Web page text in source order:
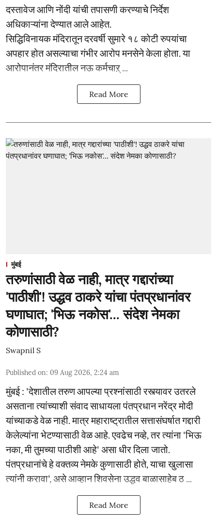
दस्तावेज आणि नोंदी यांची तपासणी करण्याचे निर्देश
अधिकाऱ्यांना देण्यात आले आहेत.
सिद्धिविनायक मंदिरातून दरवर्षी सुमारे १८ कोटी रुपयांचा
अपहार होत असल्याचा गंभीर आरोप मनसेने केला होता. या
आरोपानंतर मंदिरातील नऊ कर्मचाऱ् ...
Read More
मुंबई
तरुणांसाठी वेळ नाही, मात्र गद्दारांच्या
'पाठीशी'! उद्धव ठाकरे यांचा पंतप्रधानांवर
घणाघात; 'भिऊ नकोस'... संदेश नेमका
कोणासाठी?
Swapnil S
Published on: 09 Aug 2026, 2:24 am
मुंबई : 'देशातील तरुण आपल्या प्रश्नांसाठी रस्त्यावर उतरले
असताना त्यांच्याशी संवाद साधायला पंतप्रधान नरेंद्र मोदी
यांच्याकडे वेळ नाही. मात्र महाराष्ट्रातील सत्तासंघर्षात गद्दारी
केलेल्यांना भेटण्यासाठी वेळ आहे. एवढेच नव्हे, तर त्यांना 'भिऊ
नका, मी तुमच्या पाठीशी आहे' असा धीर दिला जातो.
पंतप्रधानांचे हे वक्तव्य नेमके कुणासाठी होते, याचा खुलासा
त्यांनी करावा', असे आव्हान शिवसेना उद्धव बाळासाहेब ठ ...
Read More